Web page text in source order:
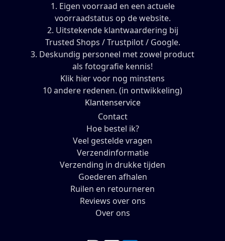
1. Eigen voorraad en een actuele
voorraadstatus op de website.
2. Uitstekende klantwaardering bij
Trusted Shops / Trustpilot / Google.
3. Deskundig personeel met zowel product
als fotografie kennis!
Klik hier voor nog minstens
10 andere redenen. (in ontwikkeling)
Klantenservice
Contact
Hoe bestel ik?
Veel gestelde vragen
Verzendinformatie
Verzending in drukke tijden
Goederen afhalen
Ruilen en retourneren
Reviews over ons
Over ons